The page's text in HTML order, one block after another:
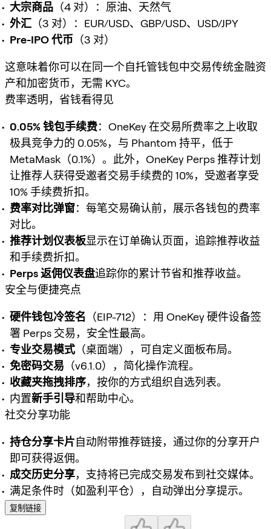
大宗商品 （4 对）：原油、天然气
外汇 （3 对）：EUR/USD、GBP/USD、USD/JPY
Pre-IPO 代币 （3 对）
这意味着你可以在同一个自托管钱包中交易传统金融资
产和加密货币，无需 KYC。
费率透明，省钱看得见
0.05% 钱包手续费：OneKey 在交易所费率之上收取
极具竞争力的 0.05%，与 Phantom 持平，低于
MetaMask（0.1%）。此外，OneKey Perps 推荐计划
让推荐人获得受邀者交易手续费的 10%，受邀者享受
10% 手续费折扣。
费率对比弹窗：每笔交易确认前，展示各钱包的费率
对比。
推荐计划仪表板显示在订单确认页面，追踪推荐收益
和手续费折扣。
Perps 返佣仪表盘追踪你的累计节省和推荐收益。
安全与便捷亮点
硬件钱包冷签名 （EIP-712）：用 OneKey 硬件设备签
署 Perps 交易，安全性最高。
专业交易模式（桌面端），可自定义面板布局。
免密码交易 （v6.1.0），简化操作流程。
收藏夹拖拽排序，按你的方式组织自选列表。
内置新手引导和帮助中心。
社交分享功能
持仓分享卡片自动附带推荐链接，通过你的分享开户
即可获得返佣。
成交历史分享，支持将已完成交易发布到社交媒体。
满足条件时（如盈利平仓），自动弹出分享提示。
复制链接